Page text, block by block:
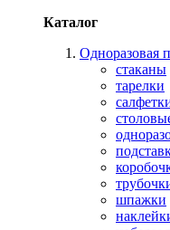
Каталог
Одноразовая
стаканы
тарелки
шпажки